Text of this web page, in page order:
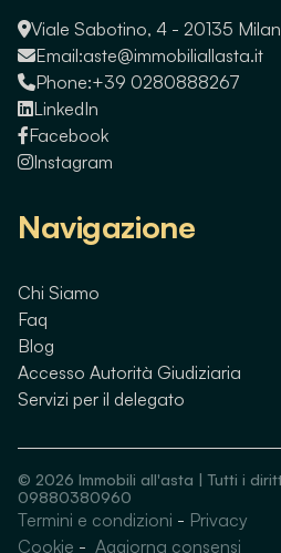
Guarda
Viale Sabotino, 4 - 20135
Email:aste@immobiliallasta.it
Phone:+39 0280888267
LinkedIn
Facebook
Instagram
Navigazione
Chi Siamo
Faq
Blog
Accesso Autorità Giudiziaria
Servizi per il delegato
© 2026 Immobili all'asta | Tutti i
09880380960
Termini e condizioni - Privacy
Cookie - Aggiorna consensi